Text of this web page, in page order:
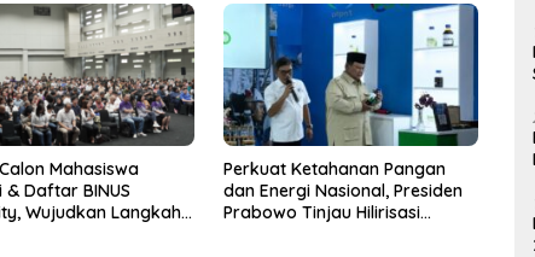
Mahasiswa
Daftar BINUS
Wujudkan Langkah
Perkuat Ketahanan Pangan
dan Energi Nasional, Presiden
Prabowo Tinjau Hilirisasi